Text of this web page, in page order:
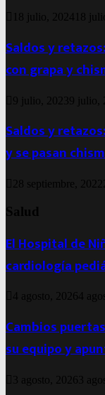
18 julio, 2024 18
Saldos y
con grapa y
9 julio, 20239 julio,
Saldos y
y se pasan
28 septiembre, 2022
Salud
El Hospital de
cardiología
4 agosto, 20264
Cambios
su equipo y
3 agosto, 2026 3